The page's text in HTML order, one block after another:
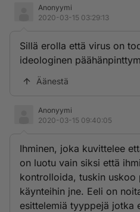
Anonyymi
2020-03-15 03:29:13
Sillä erolla että virus on
ideologinen
Äänestä
Anonyymi
2020-03-15 09:40:05
Ihminen, joka kuvittelee
on luotu vain siksi että
kontrolloida, tuskin uskoo
käynteihin jne. Eeli on
esittelemiä tyyppejä jotka